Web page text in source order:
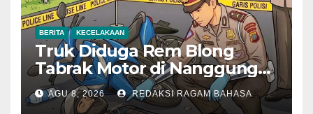
BERITA KECELAKAAN
Truk Diduga Rem Blong
Tabrak Motor di Nanggung
Bogor, Dua Orang Tewas
AGU 8, 2026 REDAKSI RAGAM BAHASA